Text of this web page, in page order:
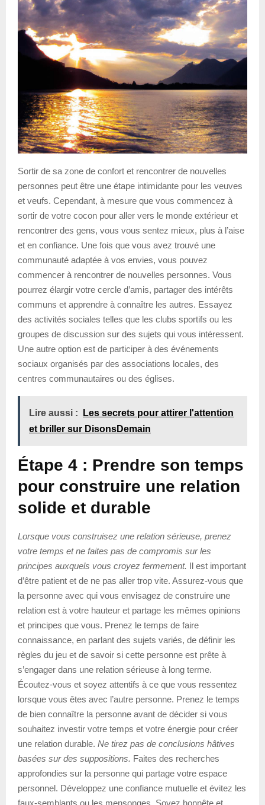
Sortir de sa zone de confort et rencontrer de nouvelles
personnes peut être une étape intimidante pour les veuves
et veufs. Cependant, à mesure que vous commencez à
sortir de votre cocon pour aller vers le monde extérieur et
rencontrer des gens, vous vous sentez mieux, plus à l’aise
et en confiance. Une fois que vous avez trouvé une
communauté adaptée à vos envies, vous pouvez
commencer à rencontrer de nouvelles personnes. Vous
pourrez élargir votre cercle d’amis, partager des intérêts
communs et apprendre à connaître les autres. Essayez
des activités sociales telles que les clubs sportifs ou les
groupes de discussion sur des sujets qui vous intéressent.
Une autre option est de participer à des événements
sociaux organisés par des associations locales, des
centres communautaires ou des églises.
Lire aussi :
Les secrets pour attirer l'attention
et briller sur DisonsDemain
Étape 4 : Prendre son temps
pour construire une relation
solide et durable
Lorsque vous construisez une relation sérieuse, prenez
votre temps et ne faites pas de compromis sur les
principes auxquels vous croyez fermement. Il est important
d’être patient et de ne pas aller trop vite. Assurez-vous que
la personne avec qui vous envisagez de construire une
relation est à votre hauteur et partage les mêmes opinions
et principes que vous. Prenez le temps de faire
connaissance, en parlant des sujets variés, de définir les
règles du jeu et de savoir si cette personne est prête à
s’engager dans une relation sérieuse à long terme.
Écoutez-vous et soyez attentifs à ce que vous ressentez
lorsque vous êtes avec l’autre personne. Prenez le temps
de bien connaître la personne avant de décider si vous
souhaitez investir votre temps et votre énergie pour créer
une relation durable. Ne tirez pas de conclusions hâtives
basées sur des suppositions. Faites des recherches
approfondies sur la personne qui partage votre espace
personnel. Développez une confiance mutuelle et évitez les
faux-semblants ou les mensonges. Soyez honnête et